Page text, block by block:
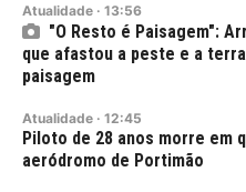
Atualidade · 13:56
"O Resto é Paisagem":
que afastou a peste e a
paisagem
Atualidade · 12:45
Piloto de 28 anos morre em
aeródromo de Portimão